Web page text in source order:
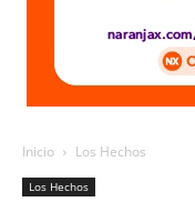
Inicio Los Hechos
Los Hechos